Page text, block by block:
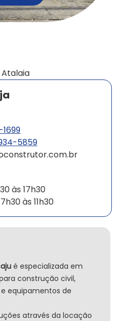
Atalaia
5859
às 17h30
às 11h30
é especializada em
construção civil,
equipamentos de
através da locação